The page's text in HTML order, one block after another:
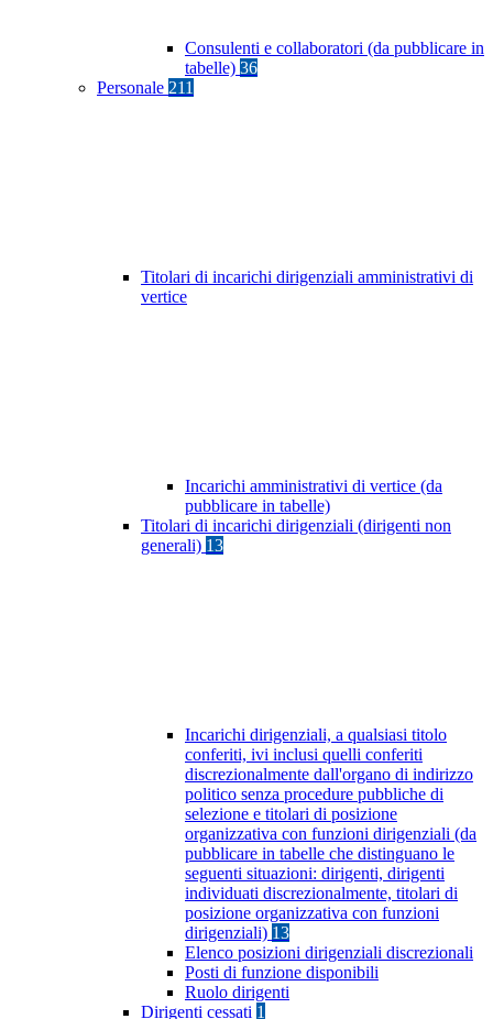
Consulenti e collaboratori (da pubblicare in
tabelle) 36
Personale 211
Titolari di incarichi dirigenziali amministrativi di
vertice
Incarichi amministrativi di vertice (da
pubblicare in tabelle)
Titolari di incarichi dirigenziali (dirigenti non
generali) 13
Incarichi dirigenziali, a qualsiasi titolo
conferiti, ivi inclusi quelli conferiti
discrezionalmente dall'organo di indirizzo
politico senza procedure pubbliche di
selezione e titolari di posizione
organizzativa con funzioni dirigenziali (da
pubblicare in tabelle che distinguano le
seguenti situazioni: dirigenti, dirigenti
individuati discrezionalmente, titolari di
posizione organizzativa con funzioni
dirigenziali) 13
Elenco posizioni dirigenziali discrezionali
Posti di funzione disponibili
Ruolo dirigenti
Dirigenti cessati 1